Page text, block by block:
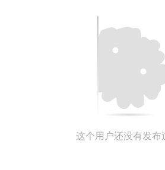
这个用户还没有发布